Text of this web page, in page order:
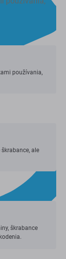
používania,
používania,
ale
škrabance